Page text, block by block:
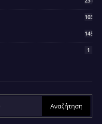
103
145
1